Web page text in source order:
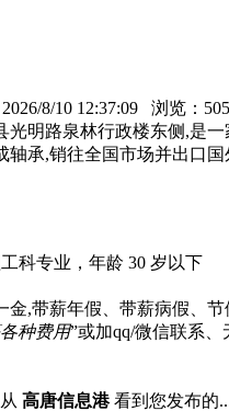
8/10 12:37:09 浏览：
光明路泉林行政楼东侧,是
承,销往全国市场并出口国
科专业，年龄 30 岁以下
金,带薪年假、带薪病假、
种费用”或加qq/微信联系
高唐信息港看到您发布的